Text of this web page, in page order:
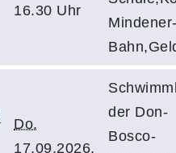
16.30 Uhr
Do.
17.09.2026,
der Don-
Bosco-